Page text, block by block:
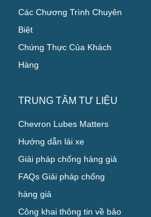
Các Chương Trình Chuyên
Biệt
Chứng Thực Của Khách
Hàng
TRUNG TÂM TƯ LIỆU
Chevron Lubes Matters
Hướng dẫn lái xe
Giải pháp chống hàng giả
FAQs Giải pháp chống
hàng giả
Công khai thông tin về bảo